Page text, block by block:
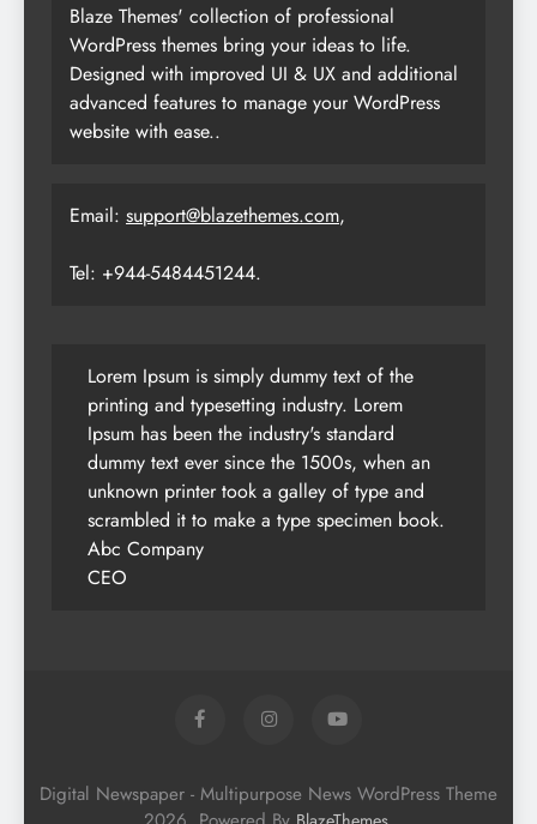
Blaze Themes' collection of professional
WordPress themes bring your ideas to life.
Designed with improved UI & UX and additional
advanced features to manage your WordPress
website with ease..
Email: support@blazethemes.com,
Tel: +944-5484451244.
Lorem Ipsum is simply dummy text of the
printing and typesetting industry. Lorem
Ipsum has been the industry's standard
dummy text ever since the 1500s, when an
unknown printer took a galley of type and
scrambled it to make a type specimen book.
Abc Company
CEO
Digital Newspaper - Multipurpose News WordPress Theme